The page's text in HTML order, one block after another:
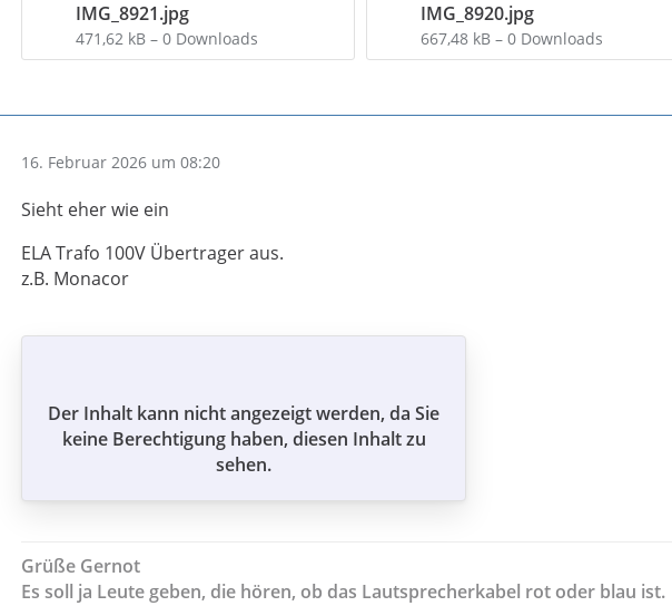
IMG_8921.jpg
471,62 kB – 0 Downloads
IMG_8920.jpg
667,48 kB – 0 Downloads
16. Februar 2026 um 08:20
Sieht eher wie ein
ELA Trafo 100V Übertrager aus.
z.B. Monacor
Der Inhalt kann nicht angezeigt werden, da Sie
keine Berechtigung haben, diesen Inhalt zu
sehen.
Grüße Gernot
Es soll ja Leute geben, die hören, ob das Lautsprecherkabel rot oder blau ist.